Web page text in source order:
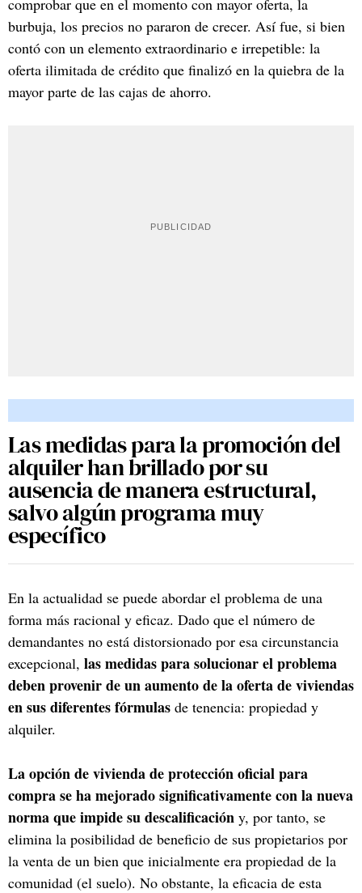
burbuja, los precios no pararon de crecer. Así fue, si bien
contó con un elemento extraordinario e irrepetible: la
oferta ilimitada de crédito que finalizó en la quiebra de la
mayor parte de las cajas de ahorro.
Las medidas para la promoción del
alquiler han brillado por su
ausencia de manera estructural,
salvo algún programa muy
específico
En la actualidad se puede abordar el problema de una
forma más racional y eficaz. Dado que el número de
demandantes no está distorsionado por esa circunstancia
excepcional, las medidas para solucionar el problema
deben provenir de un aumento de la oferta de viviendas
en sus diferentes fórmulas de tenencia: propiedad y
alquiler.
La opción de vivienda de protección oficial para
compra se ha mejorado significativamente con la nueva
norma que impide su descalificación y, por tanto, se
elimina la posibilidad de beneficio de sus propietarios por
la venta de un bien que inicialmente era propiedad de la
comunidad (el suelo). No obstante, la eficacia de esta